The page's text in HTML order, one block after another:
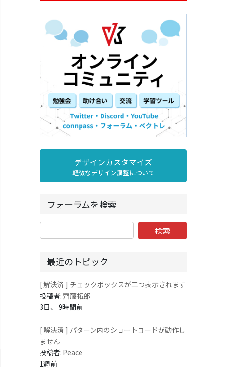
デザインカスタマイズ
軽微なデザイン調整について
フォーラムを検索
最近のトピック
[ 解決済 ] チェックボックスが二つ表示されます
投稿者:齊藤拓郎
3日、 9時間前
[ 解決済 ] パターン内のショートコードが動作し
ません
投稿者: Peace
1週前